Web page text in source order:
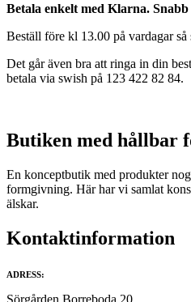
har
De
olika
Betala enkelt med Klarna. Snabb
Beställ före kl 13.00 på vardagar
Det går även bra att ringa in din
betala via swish på 123 422 82 84.
Butiken med hållbar
En konceptbutik med produkter
formgivning. Här har vi samlat
älskar.
Kontaktinformation
ADRESS:
Sörgården Borreboda 20